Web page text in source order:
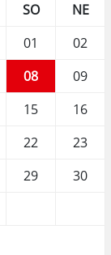
SO
NE
01
02
08
09
15
16
22
23
29
30